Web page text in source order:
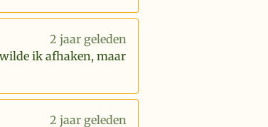
2 jaar geleden
ik afhaken, maar
2 jaar geleden